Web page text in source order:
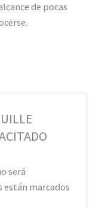
de pocas
será
marcados